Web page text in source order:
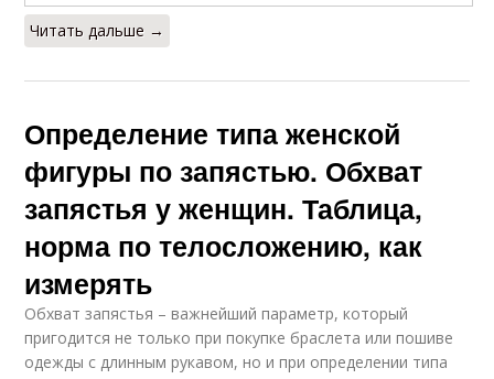
Читать дальше →
Определение типа женской
фигуры по запястью. Обхват
запястья у женщин. Таблица,
норма по телосложению, как
измерять
Обхват запястья – важнейший параметр, который
пригодится не только при покупке браслета или пошиве
одежды с длинным рукавом, но и при определении типа